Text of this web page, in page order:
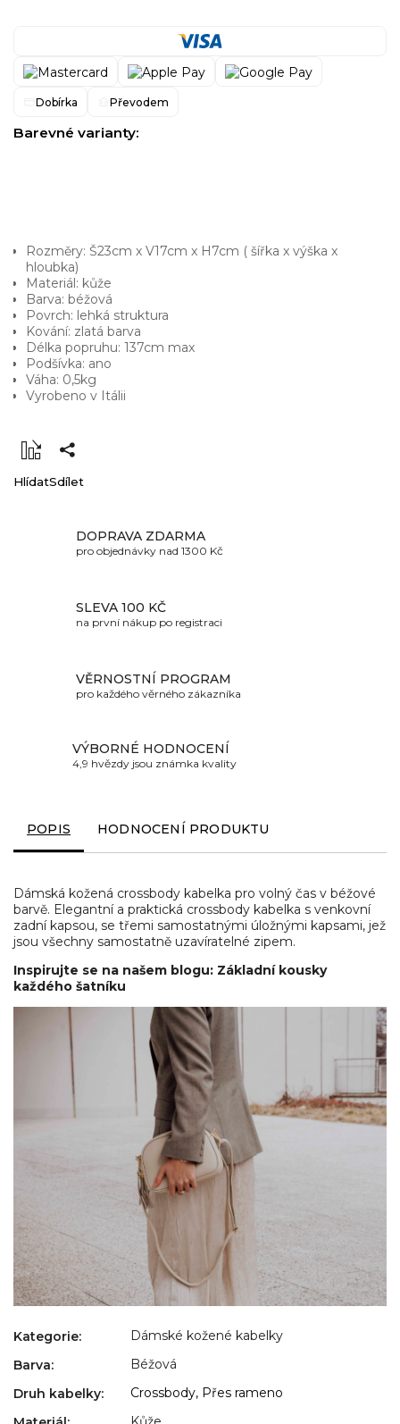
Dobírka Převodem
Barevné varianty:
Rozměry: Š23cm x V17cm x H7cm ( šířka x výška x
hloubka)
Materiál: kůže
Barva: béžová
Povrch: lehká struktura
Kování: zlatá barva
Délka popruhu: 137cm max
Podšívka: ano
Váha: 0,5kg
Vyrobeno v Itálii
HlídatSdílet
DOPRAVA ZDARMA
pro objednávky nad 1300 Kč
SLEVA 100 KČ
na první nákup po registraci
VĚRNOSTNÍ PROGRAM
pro každého věrného zákazníka
VÝBORNÉ HODNOCENÍ
4,9 hvězdy jsou známka kvality
POPIS HODNOCENÍ PRODUKTU
Dámská kožená crossbody kabelka pro volný čas v béžové
barvě. Elegantní a praktická crossbody kabelka s venkovní
zadní kapsou, se třemi samostatnými úložnými kapsami, jež
jsou všechny samostatně uzavíratelné zipem.
Inspirujte se na našem blogu: Základní kousky
každého šatníku
Kategorie:
Dámské kožené kabelky
Barva:
Béžová
Druh kabelky:
Crossbody, Přes rameno